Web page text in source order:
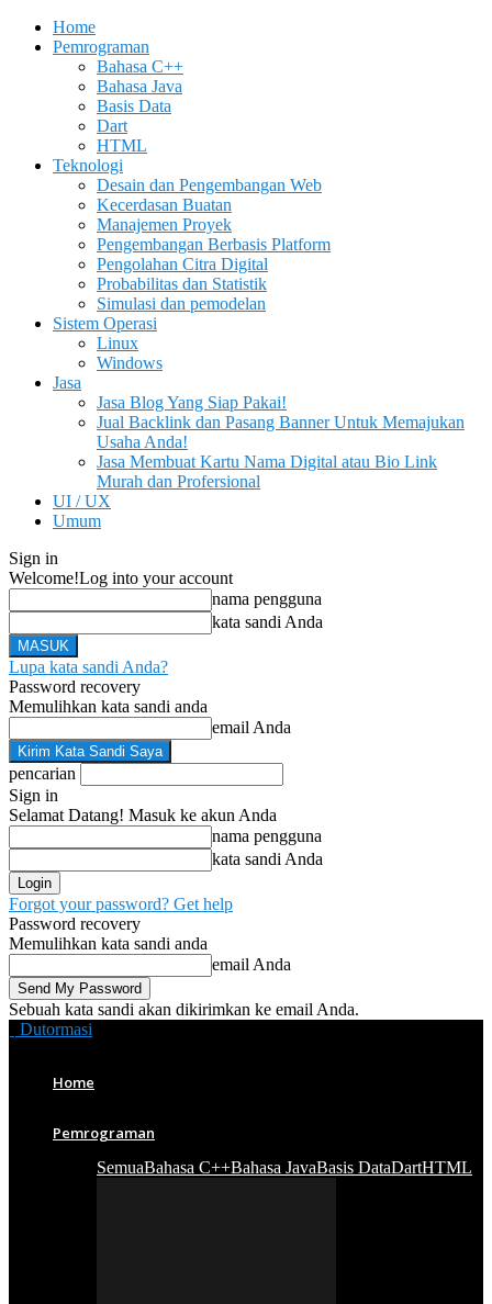
Home
Pemrograman
Bahasa C++
Bahasa Java
Basis Data
Dart
HTML
Teknologi
Desain dan Pengembangan Web
Kecerdasan Buatan
Manajemen Proyek
Pengembangan Berbasis Platform
Pengolahan Citra Digital
Probabilitas dan Statistik
Simulasi dan pemodelan
Sistem Operasi
Linux
Windows
Jasa
Jasa Blog Yang Siap Pakai!
Jual Backlink dan Pasang Banner Untuk Memajukan
Usaha Anda!
Jasa Membuat Kartu Nama Digital atau Bio Link
Murah dan Profersional
UI / UX
Umum
Sign in
Welcome!Log into your account
nama pengguna
kata sandi Anda
Lupa kata sandi Anda?
Password recovery
Memulihkan kata sandi anda
email Anda
pencarian
Sign in
Selamat Datang! Masuk ke akun Anda
nama pengguna
kata sandi Anda
Forgot your password? Get help
Password recovery
Memulihkan kata sandi anda
email Anda
Sebuah kata sandi akan dikirimkan ke email Anda.
Dutormasi
Home
Pemrograman
SemuaBahasa C++Bahasa JavaBasis DataDartHTML